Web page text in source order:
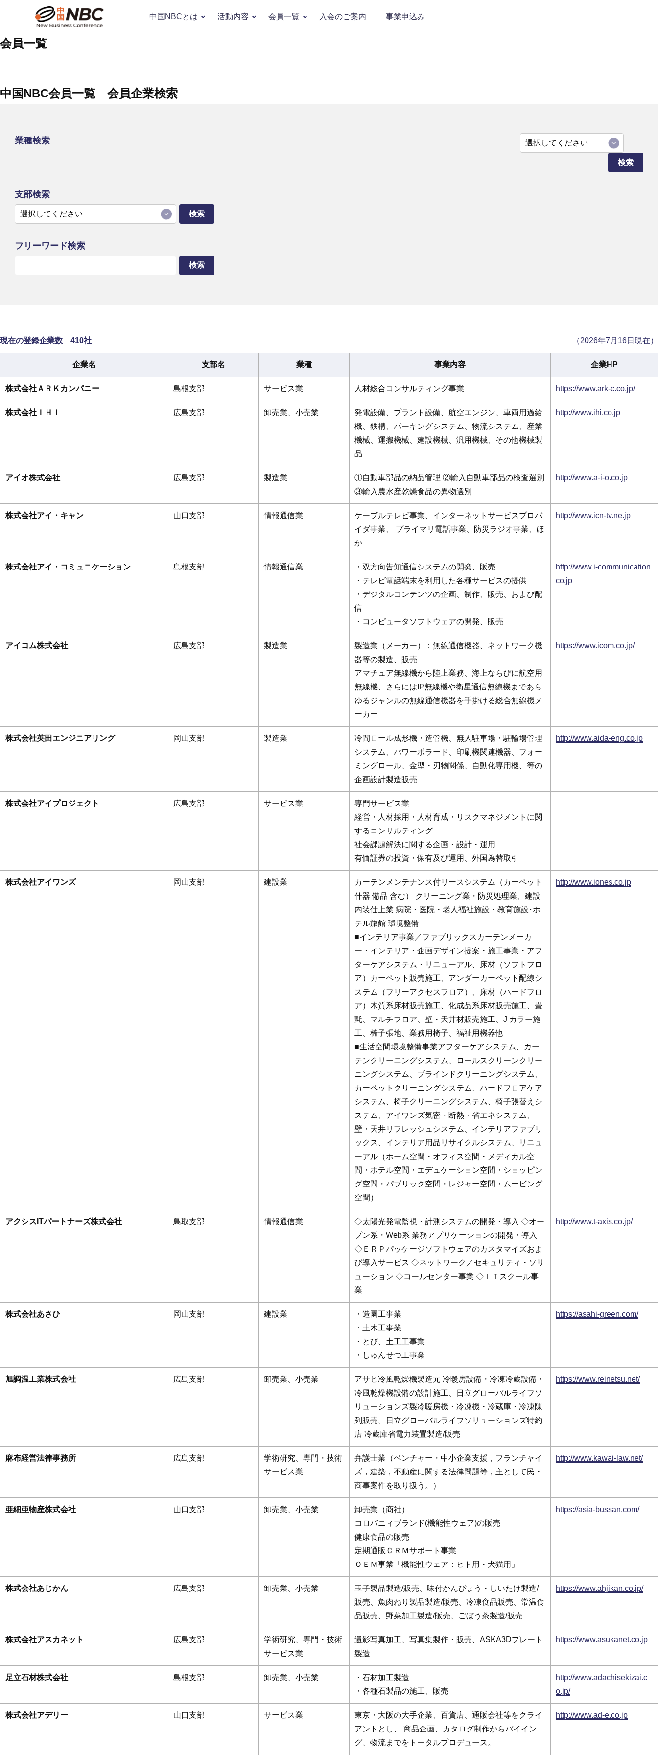
中国NBCとは 活動内容 会員一覧 入会のご案内 事業申込み
会員一覧
中国NBC会員一覧 会員企業検索
業種検索
支部検索
フリーワード検索
現在の登録企業数 410社 （2026年7月16日現在）
企業名 支部名 業種 事業内容 企業HP
株式会社ＡＲＫカンパニー 島根支部 サービス業 人材総合コンサルティング事業 https://www.ark-c.co.jp/
株式会社ＩＨＩ 広島支部 卸売業、小売業
発電設備、プラント設備、航空エンジン、車両用過給
機、鉄構、パーキングシステム、物流システム、産業
機械、運搬機械、建設機械、汎用機械、その他機械製
品
http://www.ihi.co.jp
アイオ株式会社 広島支部 製造業
①自動車部品の納品管理 ②輸入自動車部品の検査選別
③輸入農水産乾燥食品の異物選別
http://www.a-i-o.co.jp
株式会社アイ・キャン 山口支部 情報通信業
ケーブルテレビ事業、インターネットサービスプロバ
イダ事業、 プライマリ電話事業、防災ラジオ事業、ほ
か
http://www.icn-tv.ne.jp
株式会社アイ・コミュニケーション 島根支部 情報通信業
・双方向告知通信システムの開発、販売
・テレビ電話端末を利用した各種サービスの提供
・デジタルコンテンツの企画、制作、販売、および配
信
・コンピュータソフトウェアの開発、販売
http://www.i-communication.
co.jp
アイコム株式会社 広島支部 製造業
製造業（メーカー）：無線通信機器、ネットワーク機
器等の製造、販売
アマチュア無線機から陸上業務、海上ならびに航空用
無線機、さらにはIP無線機や衛星通信無線機まであら
ゆるジャンルの無線通信機器を手掛ける総合無線機メ
ーカー
https://www.icom.co.jp/
株式会社英田エンジニアリング 岡山支部 製造業
冷間ロール成形機・造管機、無人駐車場・駐輪場管理
システム、パワーボラード、印刷機関連機器、フォー
ミングロール、金型・刃物関係、自動化専用機、等の
企画設計製造販売
http://www.aida-eng.co.jp
株式会社アイプロジェクト 広島支部 サービス業
専門サービス業
経営・人材採用・人材育成・リスクマネジメントに関
するコンサルティング
社会課題解決に関する企画・設計・運用
有価証券の投資・保有及び運用、外国為替取引
株式会社アイワンズ 岡山支部 建設業
カーテンメンテナンス付リースシステム（カーペット
什器 備品 含む） クリーニング業・防災処理業、建設
内装仕上業 病院・医院・老人福祉施設・教育施設･ホ
テル旅館 環境整備
■インテリア事業／ファブリックスカーテンメーカ
ー・インテリア・企画デザイン提案・施工事業・アフ
ターケアシステム・リニューアル、床材（ソフトフロ
ア）カーペット販売施工、アンダーカーペット配線シ
ステム（フリーアクセスフロア）、床材（ハードフロ
ア）木質系床材販売施工、化成品系床材販売施工、畳
氈、マルチフロア、壁・天井材販売施工、J カラー施
工、椅子張地、業務用椅子、福祉用機器他
■生活空間環境整備事業アフターケアシステム、カー
テンクリーニングシステム、ロールスクリーンクリー
ニングシステム、ブラインドクリーニングシステム、
カーペットクリーニングシステム、ハードフロアケア
システム、椅子クリーニングシステム、椅子張替えシ
ステム、アイワンズ気密・断熱・省エネシステム、
壁・天井リフレッシュシステム、インテリアファブリ
ックス、インテリア用品リサイクルシステム、リニュ
ーアル（ホーム空間・オフィス空間・メディカル空
間・ホテル空間・エデュケーション空間・ショッピン
グ空間・パブリック空間・レジャー空間・ムービング
空間）
http://www.iones.co.jp
アクシスITパートナーズ株式会社 鳥取支部 情報通信業
◇太陽光発電監視・計測システムの開発・導入 ◇オー
プン系・Web系 業務アプリケーションの開発・導入
◇ＥＲＰパッケージソフトウェアのカスタマイズおよ
び導入サービス ◇ネットワーク／セキュリティ・ソリ
ューション ◇コールセンター事業 ◇ＩＴスクール事
業
http://www.t-axis.co.jp/
株式会社あさひ 岡山支部 建設業
・造園工事業
・土木工事業
・とび、土工工事業
・しゅんせつ工事業
https://asahi-green.com/
旭調温工業株式会社 広島支部 卸売業、小売業
アサヒ冷風乾燥機製造元 冷暖房設備・冷凍冷蔵設備・
冷風乾燥機設備の設計施工、日立グローバルライフソ
リューションズ製冷暖房機・冷凍機・冷蔵庫・冷凍陳
列販売、日立グローバルライフソリューションズ特約
店 冷蔵庫省電力装置製造/販売
https://www.reinetsu.net/
麻布経営法律事務所 広島支部
学術研究、専門・技術
サービス業
弁護士業（ベンチャー・中小企業支援，フランチャイ
ズ，建築，不動産に関する法律問題等，主として民・
商事案件を取り扱う。）
http://www.kawai-law.net/
亜細亜物産株式会社 山口支部 卸売業、小売業
卸売業（商社）
コロバニィブランド(機能性ウェア)の販売
健康食品の販売
定期通販ＣＲＭサポート事業
ＯＥＭ事業「機能性ウェア：ヒト用・犬猫用」
https://asia-bussan.com/
株式会社あじかん 広島支部 卸売業、小売業
玉子製品製造/販売、味付かんぴょう・しいたけ製造/
販売、魚肉ねり製品製造/販売、冷凍食品販売、常温食
品販売、野菜加工製造/販売、ごぼう茶製造/販売
https://www.ahjikan.co.jp/
株式会社アスカネット 広島支部
学術研究、専門・技術
サービス業
遺影写真加工、写真集製作・販売、ASKA3Dプレート
製造
https://www.asukanet.co.jp
足立石材株式会社 島根支部 卸売業、小売業
・石材加工製造
・各種石製品の施工、販売
http://www.adachisekizai.c
o.jp/
株式会社アデリー 山口支部 サービス業
東京・大阪の大手企業、百貨店、通販会社等をクライ
アントとし、 商品企画、カタログ制作からバイイン
グ、物流までをトータルプロデュース。
http://www.ad-e.co.jp